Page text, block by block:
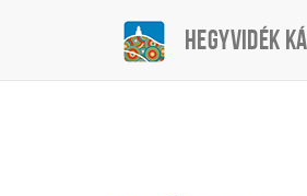
Hegyvidék